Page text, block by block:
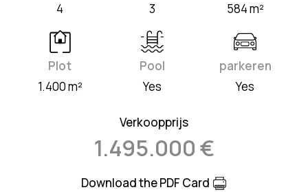
4
3
584 m²
Plot
1.400 m²
Pool
Yes
parkeren
Yes
Verkoopprijs
1.495.000 €
Download the PDF Card